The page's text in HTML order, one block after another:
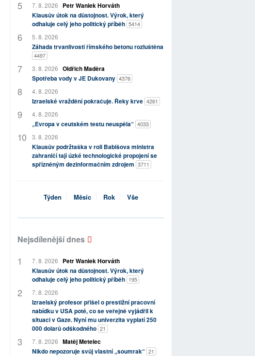
7. 8. 2026
Petr Waniek Horváth
Klausův útok na důstojnost. Výrok, který
odhaluje celý jeho politický příběh 5414
5. 8. 2026
Záhada trvanlivosti římského betonu rozluštěna
4497
3. 8. 2026 Oldřich Maděra
Spotřeba vody v JE Dukovany 4376
4. 8. 2026
Izraelské vraždění pokračuje. Řeky krve 4261
4. 8. 2026
„Evropa v ceutském testu neuspěla“ 4033
3. 8. 2026
Klausův podržtaška v roli Babišova ministra
zahraničí tají úzké technologické propojení se
spřízněným dezinformačním zdrojem 3711
Týden Měsíc Rok Vše
Nejsdílenější dnes
7. 8. 2026
Petr Waniek Horváth
Klausův útok na důstojnost. Výrok, který
odhaluje celý jeho politický příběh 195
7. 8. 2026
Izraelský profesor přišel o prestižní pracovní
nabídku v USA poté, co se veřejně vyjádřil k
situaci v Gaze. Nyní mu univerzita vyplatí 250
000 dolarů odškodného 21
7. 8. 2026 Matěj Metelec
Nikdo nepozoruje svůj vlastní „soumrak“ 21